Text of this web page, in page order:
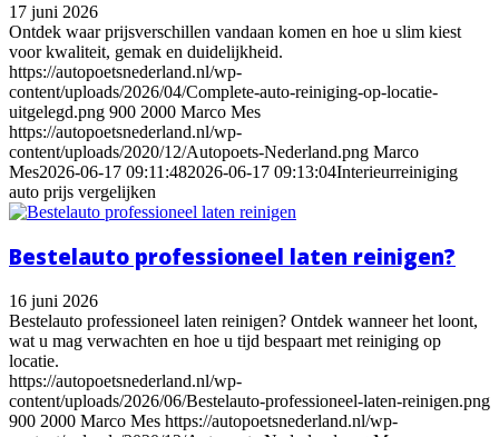
17 juni 2026
Ontdek waar prijsverschillen vandaan komen en hoe u slim kiest
voor kwaliteit, gemak en duidelijkheid.
https://autopoetsnederland.nl/wp-
content/uploads/2026/04/Complete-auto-reiniging-op-locatie-
uitgelegd.png 900 2000 Marco Mes
https://autopoetsnederland.nl/wp-
content/uploads/2020/12/Autopoets-Nederland.png Marco
Mes2026-06-17 09:11:482026-06-17 09:13:04Interieurreiniging
auto prijs vergelijken
Bestelauto professioneel laten reinigen?
16 juni 2026
Bestelauto professioneel laten reinigen? Ontdek wanneer het loont,
wat u mag verwachten en hoe u tijd bespaart met reiniging op
locatie.
https://autopoetsnederland.nl/wp-
content/uploads/2026/06/Bestelauto-professioneel-laten-reinigen.png
900 2000 Marco Mes https://autopoetsnederland.nl/wp-